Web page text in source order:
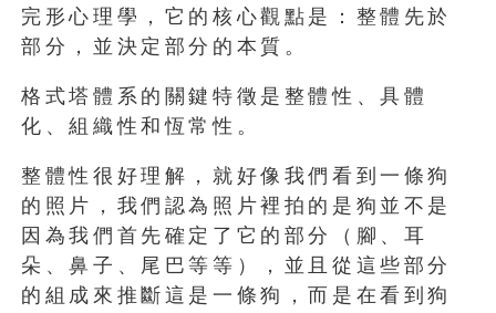
完形心理學，它的核心觀點是：整體先於
部分，並決定部分的本質。
格式塔體系的關鍵特徵是整體性、具體
化、組織性和恆常性。
整體性很好理解，就好像我們看到一條狗
的照片，我們認為照片裡拍的是狗並不是
因為我們首先確定了它的部分（腳、耳
朵、鼻子、尾巴等等），並且從這些部分
的組成來推斷這是一條狗，而是在看到狗